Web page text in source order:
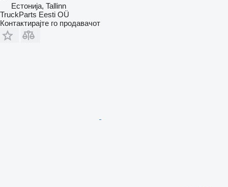
Естонија, Tallinn
TruckParts Eesti OÜ
Контактирајте го продавачот